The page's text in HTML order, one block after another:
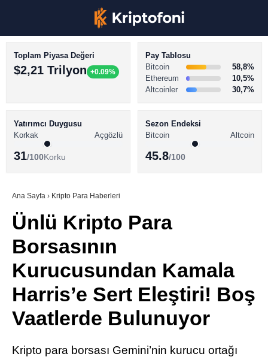
LinkedIn
Telegram
BİTCOİN HABERLERİ
ALTCOİN HABERLERİ
SÖZLÜK
Toplam Piyasa Değeri
$2,21 Trilyon +0.09%
Pay Tablosu
Bitcoin
58,8%
Ethereum
10,5%
Altcoinler
30,7%
Yatırımcı Duygusu
Korkak
Açgözlü
31/100Korku
Sezon Endeksi
Bitcoin
Altcoin
45.8/100
Ana Sayfa › Kripto Para Haberleri
Ünlü Kripto Para
Borsasının
Kurucusundan Kamala
Harris’e Sert Eleştiri! Boş
Vaatlerde Bulunuyor
Kripto para borsası Gemini’nin kurucu ortağı